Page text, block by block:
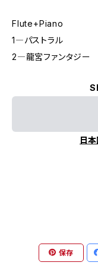
Flute+Piano
1―パストラル
2―龍宮ファンタジー
日
保存